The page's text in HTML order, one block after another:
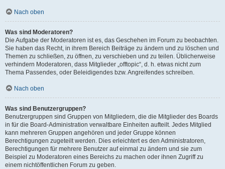
Nach oben
Was sind Moderatoren?
Die Aufgabe der Moderatoren ist es, das Geschehen im Forum zu beobachten.
Sie haben das Recht, in ihrem Bereich Beiträge zu ändern und zu löschen und
Themen zu schließen, zu öffnen, zu verschieben und zu teilen. Üblicherweise
verhindern Moderatoren, dass Mitglieder „offtopic“, d. h. etwas nicht zum
Thema Passendes, oder Beleidigendes bzw. Angreifendes schreiben.
Nach oben
Was sind Benutzergruppen?
Benutzergruppen sind Gruppen von Mitgliedern, die die Mitglieder des Boards
in für die Board-Administration verwaltbare Einheiten aufteilt. Jedes Mitglied
kann mehreren Gruppen angehören und jeder Gruppe können
Berechtigungen zugeteilt werden. Dies erleichtert es den Administratoren,
Berechtigungen für mehrere Benutzer auf einmal zu ändern und sie zum
Beispiel zu Moderatoren eines Bereichs zu machen oder ihnen Zugriff zu
einem nichtöffentlichen Forum zu geben.